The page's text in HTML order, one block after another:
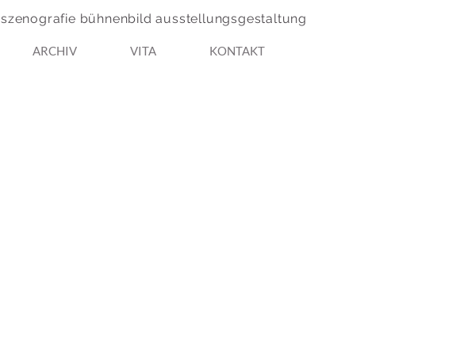
szenografie bühnenbild ausstellungsgestaltung
ARCHIV VITA KONTAKT